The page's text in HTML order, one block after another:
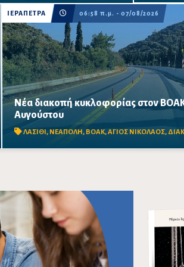
ΙΕΡΑΠΕΤΡΑ 06:58 π.μ. - 07/08/2026
Νέα διακοπή κυκλοφορίας στον ΒΟΑΚ
Αυγούστου
ΛΑΣΙΘΙ, ΝΕΑΠΟΛΗ, ΒΟΑΚ,ΑΓΙΟΣ ΝΙΚΟΛΑΟΣ,
Κλειστό από τις 09:00 έως τις 17:00 το
Νικολάου–Νεάπολης, στο ύψος της
λόγω απομάκρυνσης επισφαλών